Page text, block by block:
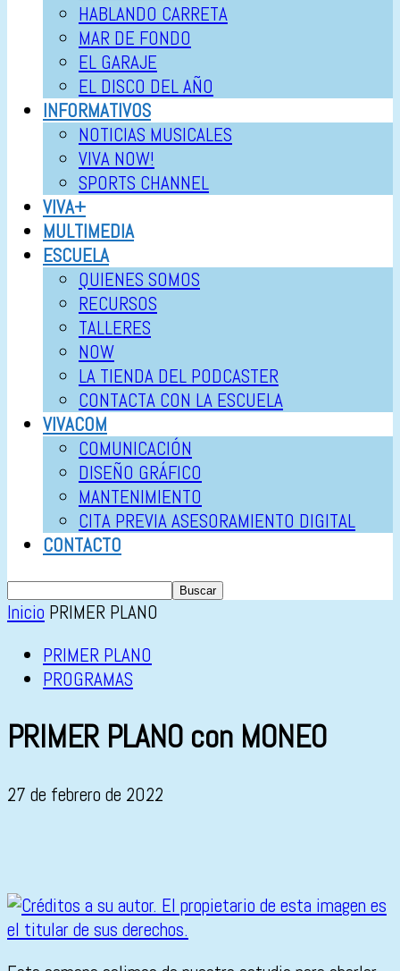
HABLANDO CARRETA
MAR DE FONDO
EL GARAJE
EL DISCO DEL AÑO
INFORMATIVOS
NOTICIAS MUSICALES
VIVA NOW!
SPORTS CHANNEL
VIVA+
MULTIMEDIA
ESCUELA
QUIENES SOMOS
RECURSOS
TALLERES
NOW
LA TIENDA DEL PODCASTER
CONTACTA CON LA ESCUELA
VIVACOM
COMUNICACIÓN
DISEÑO GRÁFICO
MANTENIMIENTO
CITA PREVIA ASESORAMIENTO DIGITAL
CONTACTO
Inicio PRIMER PLANO
PRIMER PLANO
PROGRAMAS
PRIMER PLANO con MONEO
27 de febrero de 2022